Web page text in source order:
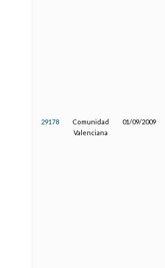
29178
Comunidad
Valenciana
01/09/2009